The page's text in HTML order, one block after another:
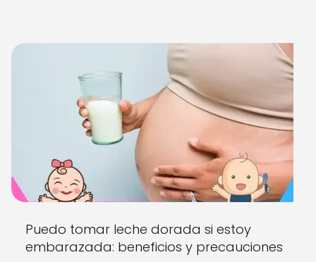
Puedo tomar leche dorada si estoy
embarazada: beneficios y precauciones